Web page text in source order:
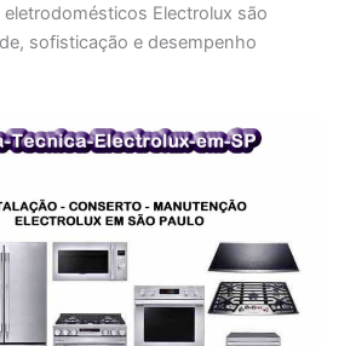
Electrolux são
sofisticação e desempenho